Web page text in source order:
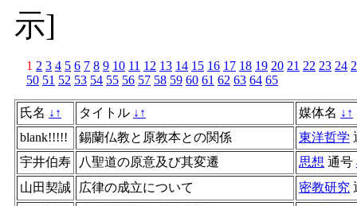
示]
1 2 3 4 5 6 7 8 9 10 11 12 13 14 15 16 17 18 19 20 21 22 23 24
50 51 52 53 54 55 56 57 58 59 60 61 62 63 64 65
氏名 ↓ ↑ タイトル ↓ ↑ 媒体名 ↓ ↑
blank!!!!!
錫蘭仏教と原教本との関係 東洋哲学
宇井伯寿
八聖道の原意及び其変遷 思想 通号
山田契誠
広律の成立について 密教研究